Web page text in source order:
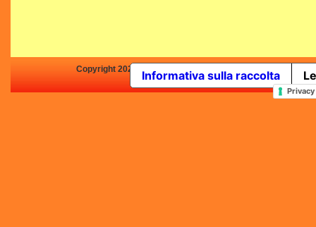
Copyright 2025 by Concorsi-Letterari.it - P.IVA
In qualità di Affiliato
Informativa sulla raccolta